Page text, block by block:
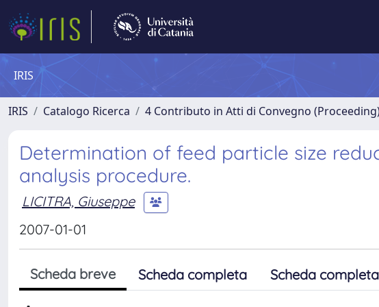
IRIS
IRIS Catalogo Ricerca 4 Contributo in Atti di Convegno
Determination of feed particle size
analysis procedure.
LICITRA, Giuseppe
2007-01-01
Scheda breve Scheda completa Scheda